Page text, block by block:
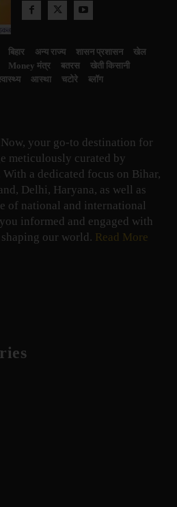
बिहार अन्य राज्य शासन प्रशासन
खेल
Money मंत्र बतरस
खेती किसानी
आस्था चटोरे ब्लॉग
your go-to destination for
meticulously curated by
a dedicated focus on Bihar,
Delhi, Haryana, as well as
of national and international
informed and engaged with
our world. Read More